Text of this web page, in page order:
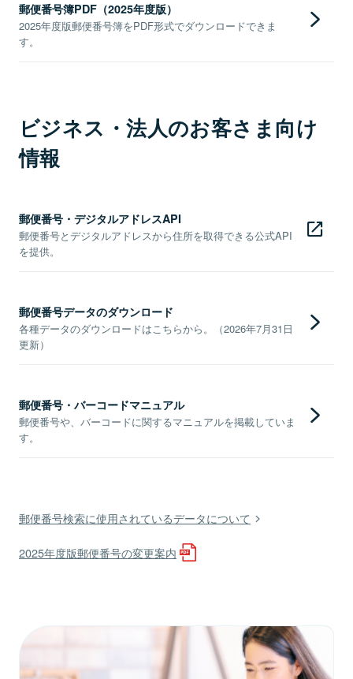
郵便番号簿PDF（2025年度版）
2025年度版郵便番号簿をPDF形式でダウンロードできま
す。
ビジネス・法人のお客さま向け
情報
郵便番号・デジタルアドレスAPI
郵便番号とデジタルアドレスから住所を取得できる公式API
を提供。
郵便番号データのダウンロード
各種データのダウンロードはこちらから。（2026年7月31日
更新）
郵便番号・バーコードマニュアル
郵便番号や、バーコードに関するマニュアルを掲載していま
す。
郵便番号検索に使用されているデータについて
2025年度版郵便番号の変更案内